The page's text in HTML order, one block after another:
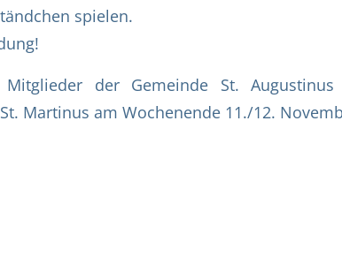
spielen.
Mitglieder der Gemeinde St.
Martinus am Wochenende 11./12.